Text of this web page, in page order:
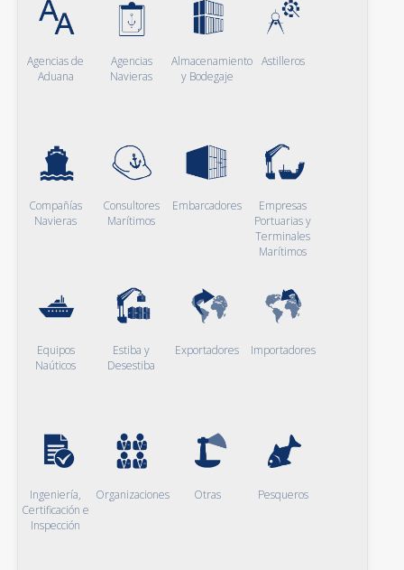
Agencias de
Aduana
Agencias
Navieras
Almacenamiento
y Bodegaje
Astilleros
Compañías
Navieras
Consultores
Marítimos
Embarcadores
Empresas
Portuarias y
Terminales
Marítimos
Equipos
Naúticos
Estiba y
Desestiba
Exportadores Importadores
Ingeniería,
Certificación e
Inspección
Organizaciones Otras Pesqueros